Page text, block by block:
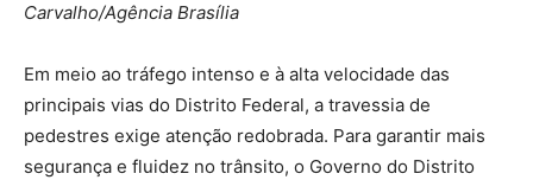
Carvalho/Agência Brasília
Em meio ao tráfego intenso e à alta velocidade das
principais vias do Distrito Federal, a travessia de
pedestres exige atenção redobrada. Para garantir mais
segurança e fluidez no trânsito, o Governo do Distrito